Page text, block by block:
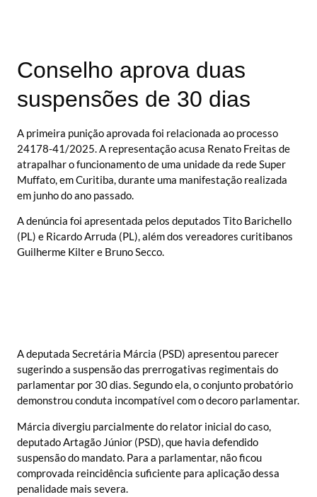
Conselho aprova duas
suspensões de 30 dias
A primeira punição aprovada foi relacionada ao processo
24178-41/2025. A representação acusa Renato Freitas de
atrapalhar o funcionamento de uma unidade da rede Super
Muffato, em Curitiba, durante uma manifestação realizada
em junho do ano passado.
A denúncia foi apresentada pelos deputados Tito Barichello
(PL) e Ricardo Arruda (PL), além dos vereadores curitibanos
Guilherme Kilter e Bruno Secco.
A deputada Secretária Márcia (PSD) apresentou parecer
sugerindo a suspensão das prerrogativas regimentais do
parlamentar por 30 dias. Segundo ela, o conjunto probatório
demonstrou conduta incompatível com o decoro parlamentar.
Márcia divergiu parcialmente do relator inicial do caso,
deputado Artagão Júnior (PSD), que havia defendido
suspensão do mandato. Para a parlamentar, não ficou
comprovada reincidência suficiente para aplicação dessa
penalidade mais severa.